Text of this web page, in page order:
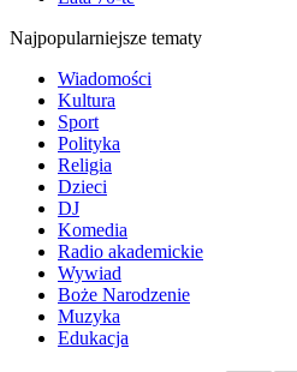
Najpopularniejsze tematy
Wiadomości
Kultura
Sport
Polityka
Religia
Dzieci
DJ
Komedia
Radio akademickie
Wywiad
Boże Narodzenie
Muzyka
Edukacja